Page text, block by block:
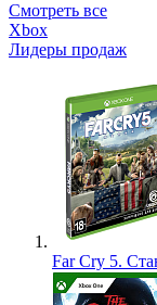
Смотреть все
Xbox
Лидеры продаж
Far Cry 5.